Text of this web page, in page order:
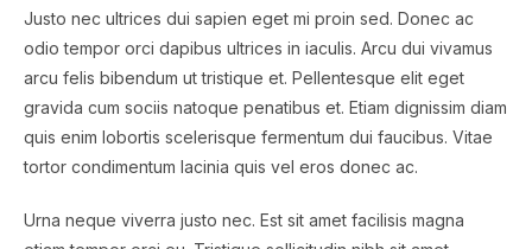
Justo nec ultrices dui sapien eget mi proin sed. Donec ac
odio tempor orci dapibus ultrices in iaculis. Arcu dui vivamus
arcu felis bibendum ut tristique et. Pellentesque elit eget
gravida cum sociis natoque penatibus et. Etiam dignissim diam
quis enim lobortis scelerisque fermentum dui faucibus. Vitae
tortor condimentum lacinia quis vel eros donec ac.
Urna neque viverra justo nec. Est sit amet facilisis magna